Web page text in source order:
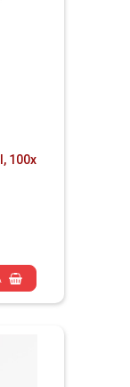
100x